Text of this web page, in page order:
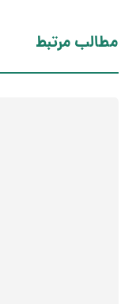
مطالب مرتبط